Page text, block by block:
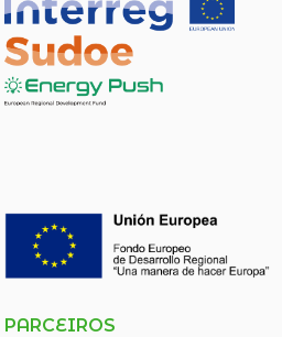
PARCEIROS